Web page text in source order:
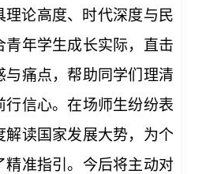
理论高度、时代深度与民
青年学生成长实际，直击
与痛点，帮助同学们理清
行信心。在场师生纷纷表
解读国家发展大势，为个
精准指引。今后将主动对